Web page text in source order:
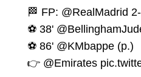
🏁 FP: @RealMadrid
⚽ 38'
⚽ 86' @KMbappe (p.)
👉 @Emirates